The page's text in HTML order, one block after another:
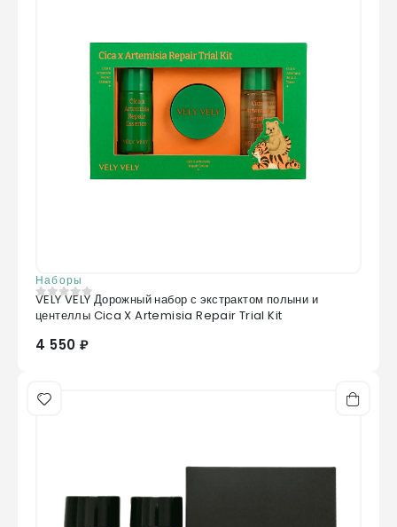
Наборы
0 из 5
VELY VELY Дорожный набор с экстрактом полыни и
центеллы Cica X Artemisia Repair Trial Kit
4 550 ₽